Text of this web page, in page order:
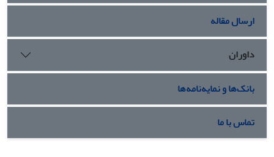
ارسال مقاله
داوران
بانک‌ها و نمایه‌نامه‌ها
تماس با ما